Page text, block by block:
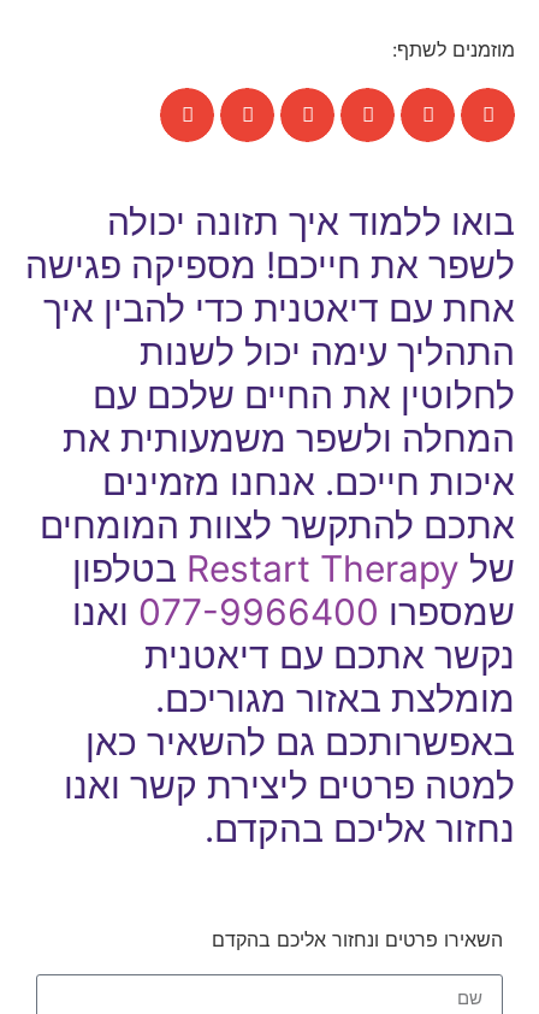
מוזמנים לשתף:
בואו ללמוד איך תזונה יכולה
לשפר את חייכם! מספיקה פגישה
אחת עם דיאטנית כדי להבין איך
התהליך עימה יכול לשנות
לחלוטין את החיים שלכם עם
המחלה ולשפר משמעותית את
איכות חייכם. אנחנו מזמינים
אתכם להתקשר לצוות המומחים
של Restart Therapy בטלפון
שמספרו 077-9966400 ואנו
נקשר אתכם עם דיאטנית
מומלצת באזור מגוריכם.
באפשרותכם גם להשאיר כאן
למטה פרטים ליצירת קשר ואנו
נחזור אליכם בהקדם.
השאירו פרטים ונחזור אליכם בהקדם